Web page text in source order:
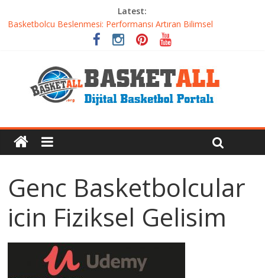
Latest:
Basketbolcu Beslenmesi: Performansı Artıran Bilimsel
Basketbolda Şut Antrenmanı ve Grafik Oluşturma
Dünyanın En İyi Basketbol Takımı: Gerçek Şampiyon Kim?
Etkili Basketbol Antrenmanı Nasıl Olmalı
Genc Basketbolcular
icin Fiziksel Gelisim